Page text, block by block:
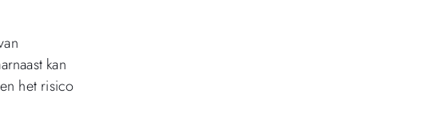
kan
het risico